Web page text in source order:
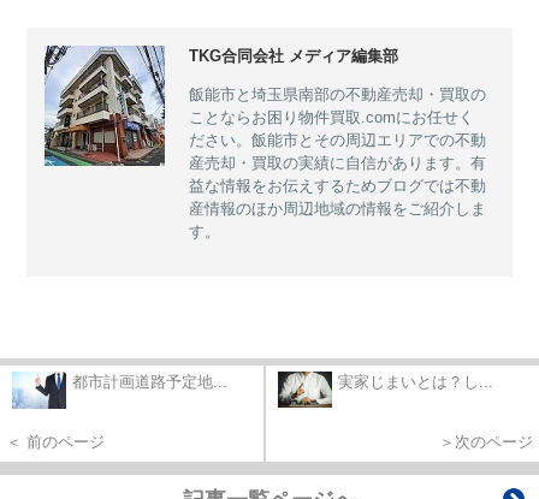
TKG合同会社 メディア編集部
飯能市と埼玉県南部の不動産売却・買取の
ことならお困り物件買取.comにお任せく
ださい。飯能市とその周辺エリアでの不動
産売却・買取の実績に自信があります。有
益な情報をお伝えするためブログでは不動
産情報のほか周辺地域の情報をご紹介しま
す。
都市計画道路予定地...
＜ 前のページ
実家じまいとは？し...
＞次のページ